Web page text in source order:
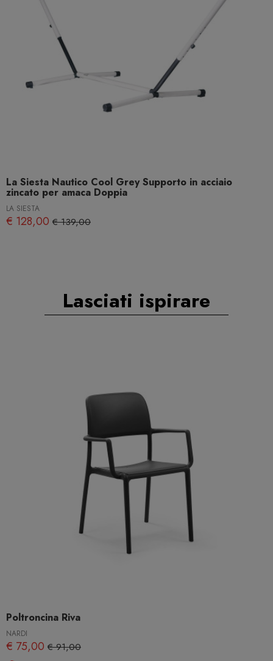
La Siesta Nautico Cool Grey Supporto in acciaio
zincato per amaca Doppia
LA SIESTA
€ 128,00 € 139,00
Lasciati ispirare
Poltroncina Riva
NARDI
€ 75,00 € 91,00